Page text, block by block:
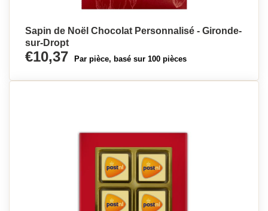
Sapin de Noël Chocolat Personnalisé - Gironde-
sur-Dropt
€10,37 Par pièce, basé sur 100 pièces